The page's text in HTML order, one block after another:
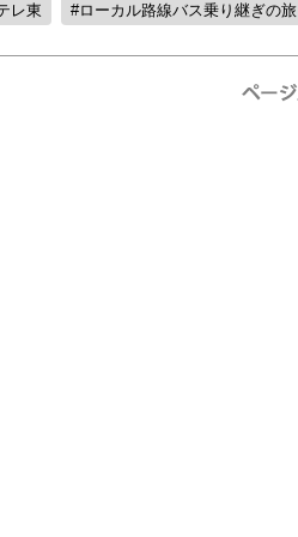
レ東 ローカル路線バス乗り継ぎの旅